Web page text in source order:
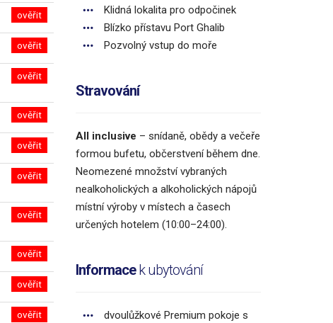
ověřit
ověřit
ověřit
ověřit
ověřit
ověřit
ověřit
ověřit
ověřit
ověřit
Klidná lokalita pro odpočinek
Blízko přístavu Port Ghalib
Pozvolný vstup do moře
Stravování
All inclusive – snídaně, obědy a večeře
formou bufetu, občerstvení během dne.
Neomezené množství vybraných
nealkoholických a alkoholických nápojů
místní výroby v místech a časech
určených hotelem (10:00–24:00).
Informacek ubytování
dvoulůžkové Premium pokoje s